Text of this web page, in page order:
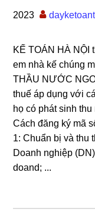
2023
KẾ TOÁN HÀ NỘI
em nhà kế chúng
THẦU NƯỚC
thuế áp dụng với
họ có phát sinh
Cách đăng ký mã
1: Chuẩn bị và thu
Doanh nghiệp
doand; ...